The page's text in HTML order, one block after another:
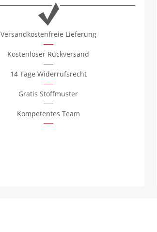
Versandkostenfreie Lieferung
Kostenloser Rückversand
14 Tage Widerrufsrecht
Gratis Stoffmuster
Kompetentes Team